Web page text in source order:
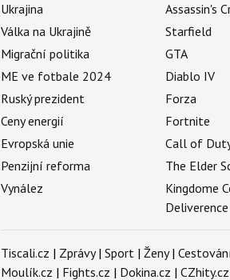
Ukrajina
Válka na Ukrajině
Migrační politika
ME ve fotbale 2024
Ruský prezident
Ceny energií
Evropská unie
Penzijní reforma
Vynález
Assassin's
Starfield
GTA
Diablo IV
Forza
Fortnite
Call of
The Elder
Kingdome
Deliverence
Tiscali.cz | Zprávy| Sport | Ženy|
Moulík.cz | Fights.cz | Dokina.cz | CZhity.cz